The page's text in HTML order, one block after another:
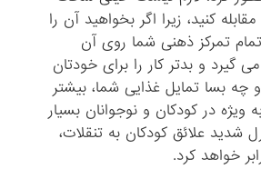
کنید، زیرا اگر بخواهید آن را
تمام تمرکز ذهنی شما روی آن
گیرد و بدتر کار را برای خودتان
بسا تمایل غذایی شما، بیشتر
در کودکان و نوجوانان بسیار
شدید علائق کودکان به تنقلات،
خواهد کرد.